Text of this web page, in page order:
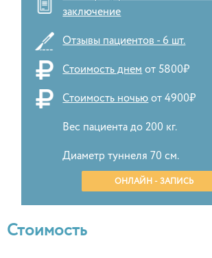
заключение
Отзывы пациентов - 6 шт.
Стоимость днем от 5800₽
Стоимость ночью от 4900₽
Вес пациента до 200 кг.
Диаметр туннеля 70 см.
ОНЛАЙН - ЗАПИСЬ
Стоимость